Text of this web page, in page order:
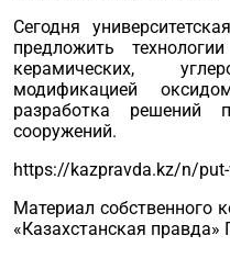
Сегодня
предложить
керамических,
модификацией
разработка решений
сооружений.
https://kazpravda.kz/n/
Материал собственного
«Казахстанская